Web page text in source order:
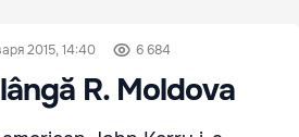
2015, 14:40 6 684
R. Moldova